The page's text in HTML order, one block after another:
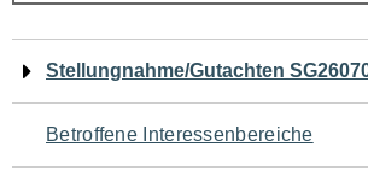
Navigation
für
den
Stellungnahme/Gutachten
Betroffene Interessenbereiche